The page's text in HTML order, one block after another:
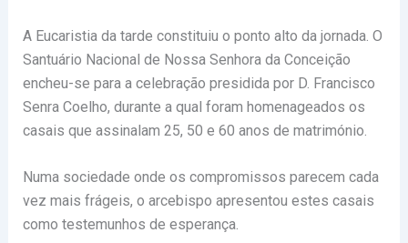
A Eucaristia da tarde constituiu o ponto alto da jornada. O
Santuário Nacional de Nossa Senhora da Conceição
encheu-se para a celebração presidida por D. Francisco
Senra Coelho, durante a qual foram homenageados os
casais que assinalam 25, 50 e 60 anos de matrimónio.
Numa sociedade onde os compromissos parecem cada
vez mais frágeis, o arcebispo apresentou estes casais
como testemunhos de esperança.